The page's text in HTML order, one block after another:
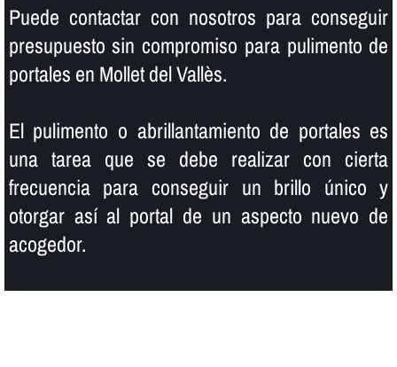
Puede contactar con nosotros para conseguir
presupuesto sin compromiso para pulimento de
portales en Mollet del Vallès.
El pulimento o abrillantamiento de portales es
una tarea que se debe realizar con cierta
frecuencia para conseguir un brillo único y
otorgar así­ al portal de un aspecto nuevo de
acogedor.